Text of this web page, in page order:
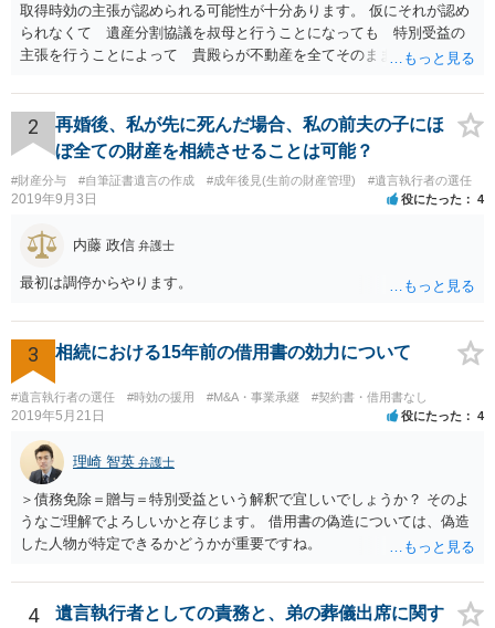
取得時効の主張が認められる可能性が十分あります。 仮にそれが認め
られなくて 遺産分割協議を叔母と行うことになっても 特別受益の
主張を行うことによって 貴殿らが不動産を全てそのまま取得できる
2
再婚後、私が先に死んだ場合、私の前夫の子にほ
ぼ全ての財産を相続させることは可能？
#財産分与 #自筆証書遺言の作成 #成年後見(生前の財産管理) #遺言執行者の選任
2019年9月3日 役にたった 4
内藤 政信 弁護士
最初は調停からやります。
3 相続における15年前の借用書の効力について
#遺言執行者の選任 #時効の援用 #M&A・事業承継 #契約書・借用書なし
2019年5月21日 役にたった 4
理崎 智英 弁護士
＞債務免除＝贈与＝特別受益という解釈で宜しいでしょうか？ そのよ
うなご理解でよろしいかと存じます。 借用書の偽造については、偽造
した人物が特定できるかどうかが重要ですね。
4
遺言執行者としての責務と、弟の葬儀出席に関す